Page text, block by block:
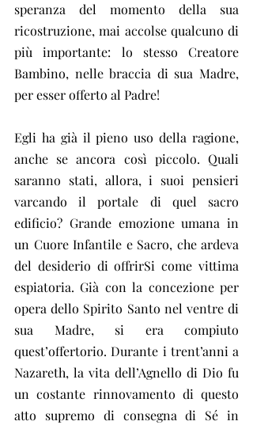
speranza del momento della sua
ricostruzione, mai accolse qualcuno di
più importante: lo stesso Creatore
Bambino, nelle braccia di sua Madre,
per esser offerto al Padre!
Egli ha già il pieno uso della ragione,
anche se ancora così piccolo. Quali
saranno stati, allora, i suoi pensieri
varcando il portale di quel sacro
edificio? Grande emozione umana in
un Cuore Infantile e Sacro, che ardeva
del desiderio di offrirSi come vittima
espiatoria. Già con la concezione per
opera dello Spirito Santo nel ventre di
sua Madre, si era compiuto
quest’offertorio. Durante i trent’anni a
Nazareth, la vita dell’Agnello di Dio fu
un costante rinnovamento di questo
atto supremo di consegna di Sé in